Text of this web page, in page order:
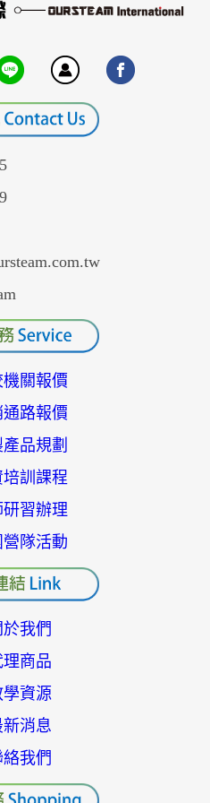
機關報價
路報價
品規劃
培訓課程
習辦理
隊活動
於我們
理商品
學資源
新消息
絡我們